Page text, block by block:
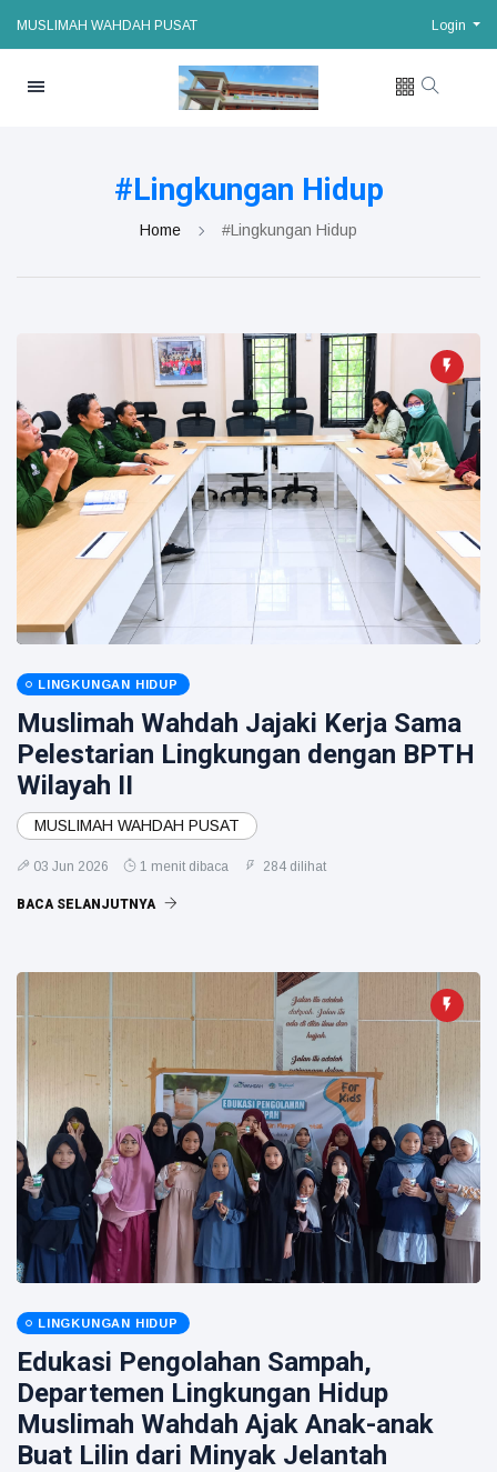
MUSLIMAH WAHDAH PUSAT Login
#Lingkungan Hidup
Home #Lingkungan Hidup
LINGKUNGAN HIDUP
Muslimah Wahdah Jajaki Kerja Sama
Pelestarian Lingkungan dengan BPTH
Wilayah II
MUSLIMAH WAHDAH PUSAT
03 Jun 2026 1 menit dibaca 284 dilihat
BACA SELANJUTNYA
LINGKUNGAN HIDUP
Edukasi Pengolahan Sampah,
Departemen Lingkungan Hidup
Muslimah Wahdah Ajak Anak-anak
Buat Lilin dari Minyak Jelantah